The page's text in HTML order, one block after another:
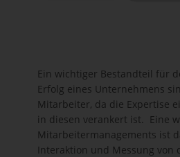
Ein wichtiger Bestandteil für
Erfolg eines Unternehmens
Mitarbeiter, da die Expertise
in diesen verankert ist. Eine
Mitarbeitermanagements ist
Interaktion und Messung